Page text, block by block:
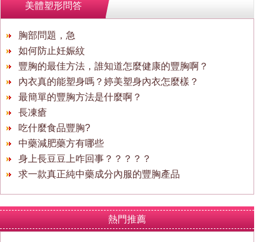
美體塑形問答
胸部問題，急
如何防止妊娠紋
豐胸的最佳方法，誰知道怎麼健康的豐胸啊？
內衣真的能塑身嗎？婷美塑身內衣怎麼樣？
最簡單的豐胸方法是什麼啊？
長凍瘡
吃什麼食品豐胸?
中藥減肥藥方有哪些
身上長豆豆上咋回事？？？？？
求一款真正純中藥成分內服的豐胸產品
熱門推薦